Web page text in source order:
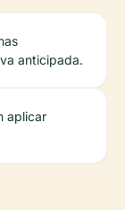
anticipada.
aplicar